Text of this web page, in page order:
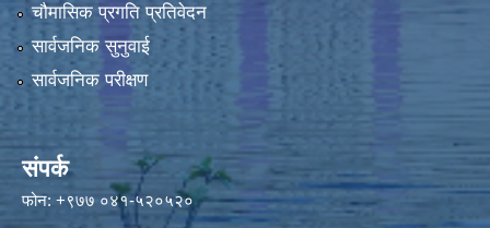
चौमासिक प्रगति प्रतिवेदन
सार्वजनिक सुनुवाई
सार्वजनिक परीक्षण
संपर्क
फोन: +९७७ ०४१-५२०५२०